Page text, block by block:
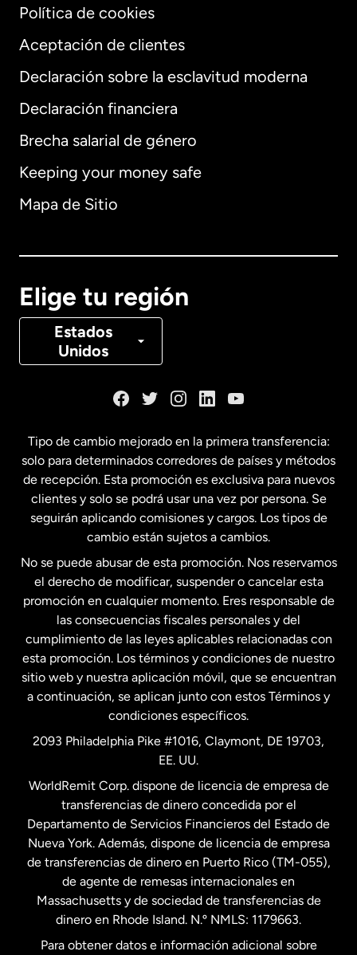
Política de cookies
Aceptación de clientes
Declaración sobre la esclavitud moderna
Declaración financiera
Brecha salarial de género
Keeping your money safe
Mapa de Sitio
Elige tu región
Estados
Unidos
Internacional English
Alemania
Canadá Français
Estados Unidos English
Estados Unidos Español
Francia
Malasia
Nueva Zelanda
Países Bajos
Suecia
Tipo de cambio mejorado en la primera transferencia:
solo para determinados corredores de países y métodos
de recepción. Esta promoción es exclusiva para nuevos
clientes y solo se podrá usar una vez por persona. Se
seguirán aplicando comisiones y cargos. Los tipos de
cambio están sujetos a cambios.
No se puede abusar de esta promoción. Nos reservamos
el derecho de modificar, suspender o cancelar esta
promoción en cualquier momento. Eres responsable de
las consecuencias fiscales personales y del
cumplimiento de las leyes aplicables relacionadas con
esta promoción. Los términos y condiciones de nuestro
sitio web y nuestra aplicación móvil, que se encuentran
a continuación, se aplican junto con estos Términos y
condiciones específicos.
2093 Philadelphia Pike #1016, Claymont, DE 19703,
EE. UU.
WorldRemit Corp. dispone de licencia de empresa de
transferencias de dinero concedida por el
Departamento de Servicios Financieros del Estado de
Nueva York. Además, dispone de licencia de empresa
de transferencias de dinero en Puerto Rico (TM-055),
de agente de remesas internacionales en
Massachusetts y de sociedad de transferencias de
dinero en Rhode Island. N.º NMLS: 1179663.
Para obtener datos e información adicional sobre